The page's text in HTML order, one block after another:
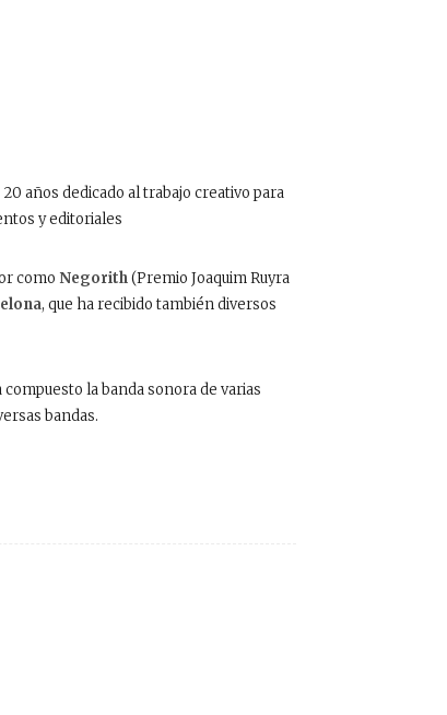
años dedicado al trabajo creativo para
y editoriales
como Negorith(Premio Joaquim Ruyra
, que ha recibido también diversos
la banda sonora de varias
bandas.